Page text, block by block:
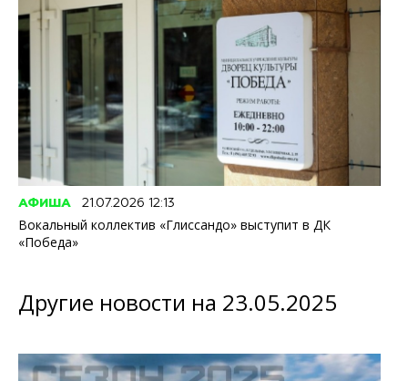
АФИША 21.07.2026 12:13
Вокальный коллектив «Глиссандо» выступит в ДК
«Победа»
Другие новости на 23.05.2025